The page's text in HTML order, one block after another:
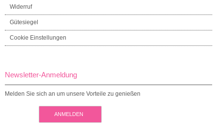
Widerruf
Gütesiegel
Cookie Einstellungen
Newsletter-Anmeldung
Melden Sie sich an um unsere Vorteile zu genießen
ANMELDEN